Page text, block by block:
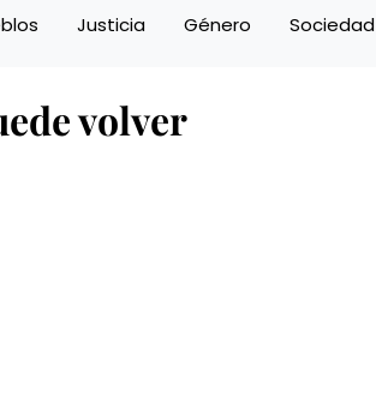
Justicia Género Sociedad
volver